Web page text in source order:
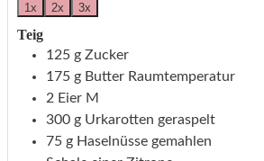
1x 2x 3x
Teig
125 g Zucker
175 g Butter Raumtemperatur
2 Eier M
300 g Urkarotten geraspelt
75 g Haselnüsse gemahlen